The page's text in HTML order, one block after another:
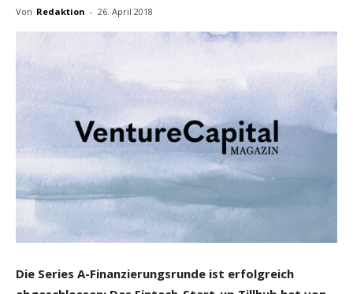
Von Redaktion - 26. April 2018
Die Series A-Finanzierungsrunde ist erfolgreich